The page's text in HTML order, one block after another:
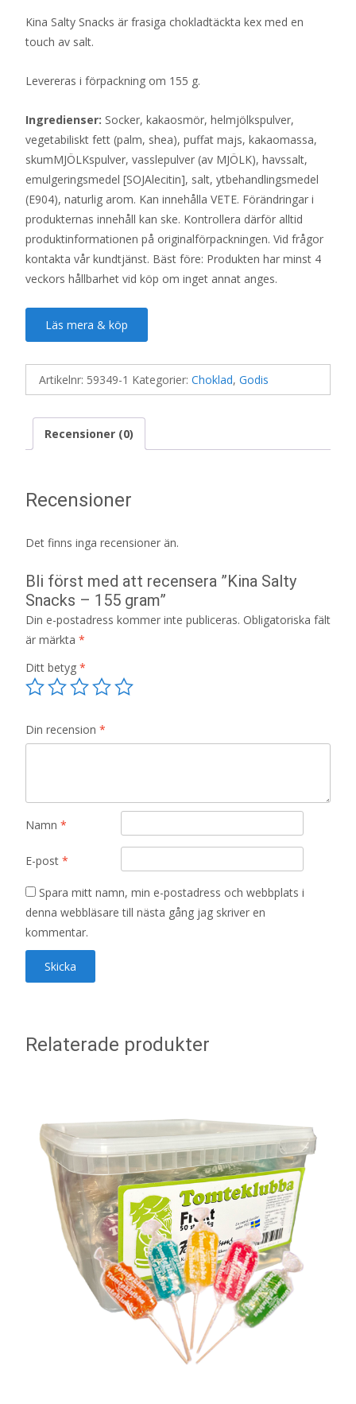
Kina Salty Snacks är frasiga chokladtäckta kex med en
touch av salt.
Levereras i förpackning om 155 g.
Ingredienser: Socker, kakaosmör, helmjölkspulver,
vegetabiliskt fett (palm, shea), puffat majs, kakaomassa,
skumMJÖLKspulver, vasslepulver (av MJÖLK), havssalt,
emulgeringsmedel [SOJAlecitin], salt, ytbehandlingsmedel
(E904), naturlig arom. Kan innehålla VETE. Förändringar i
produkternas innehåll kan ske. Kontrollera därför alltid
produktinformationen på originalförpackningen. Vid frågor
kontakta vår kundtjänst. Bäst före: Produkten har minst 4
veckors hållbarhet vid köp om inget annat anges.
Läs mera & köp
Artikelnr: 59349-1 Kategorier: Choklad, Godis
Recensioner (0)
Recensioner
Det finns inga recensioner än.
Bli först med att recensera ”Kina Salty
Snacks – 155 gram”
Din e-postadress kommer inte publiceras. Obligatoriska fält
är märkta *
Ditt betyg *
Din recension *
Namn *
E-post *
Spara mitt namn, min e-postadress och webbplats i
denna webbläsare till nästa gång jag skriver en
kommentar.
Relaterade produkter